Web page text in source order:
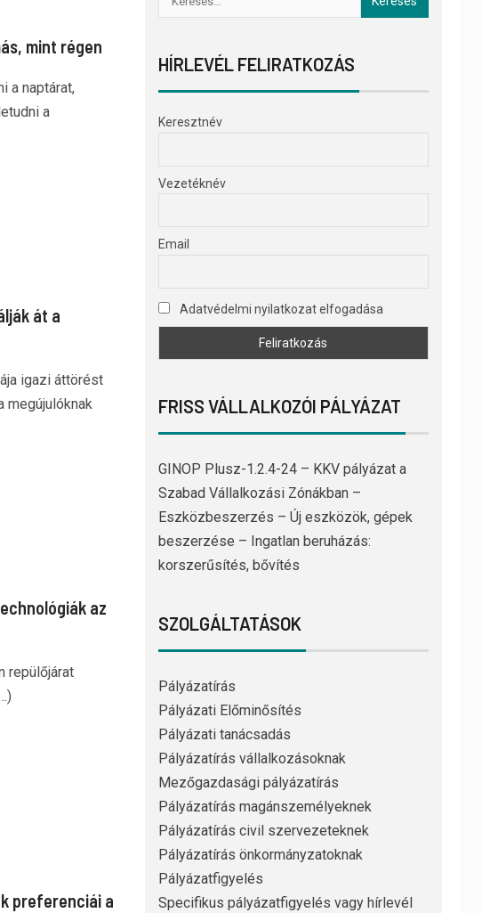
mint régen
a naptárat,
a
át a
igazi áttörést
megújulóknak
az
repülőjárat
preferenciái a
HÍRLEVÉL FELIRATKOZÁS
Keresztnév
Vezetéknév
Email
Adatvédelmi nyilatkozat elfogadása
FRISS VÁLLALKOZÓI PÁLYÁZAT
GINOP Plusz-1.2.4-24 – KKV pályázat a
Szabad Vállalkozási Zónákban –
Eszközbeszerzés – Új eszközök, gépek
beszerzése – Ingatlan beruházás:
korszerűsítés, bővítés
SZOLGÁLTATÁSOK
Pályázatírás
Pályázati Előminősítés
Pályázati tanácsadás
Pályázatírás vállalkozásoknak
Mezőgazdasági pályázatírás
Pályázatírás magánszemélyeknek
Pályázatírás civil szervezeteknek
Pályázatírás önkormányzatoknak
Pályázatfigyelés
Specifikus pályázatfigyelés vagy hírlevél